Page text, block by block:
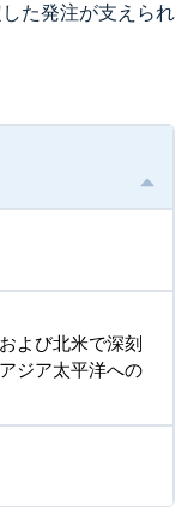
た発注が支えられ
よび北米で深刻
ジア太平洋への